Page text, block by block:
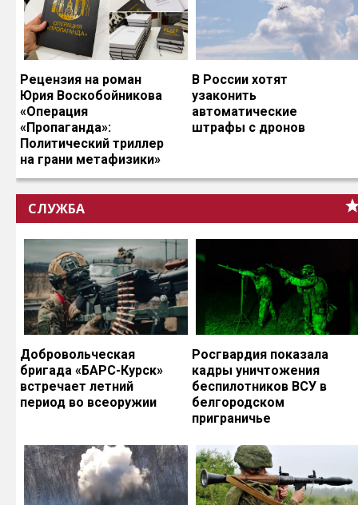
Рецензия на роман
Юрия Воскобойникова
«Операция
«Пропаганда»:
Политический триллер
на грани метафизики»
В России хотят
узаконить
автоматические
штрафы с дронов
СЛУЖБА
Добровольческая
бригада «БАРС-Курск»
встречает летний
период во всеоружии
Росгвардия показала
кадры уничтожения
беспилотников ВСУ в
белгородском
приграничье